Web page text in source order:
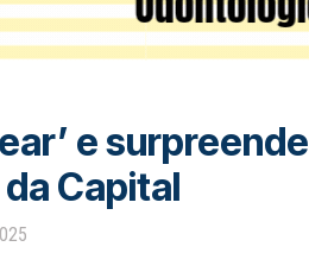
e surpreende
Capital